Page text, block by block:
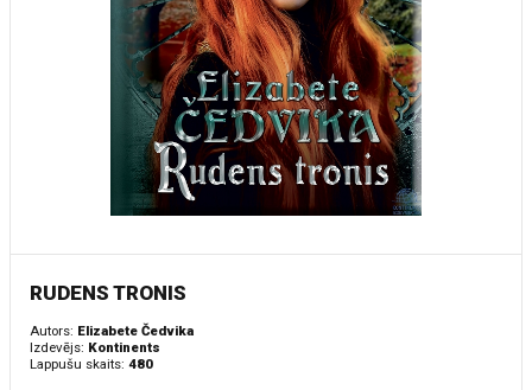
RUDENS TRONIS
Autors: Elizabete Čedvika
Izdevējs: Kontinents
Lappušu skaits: 480